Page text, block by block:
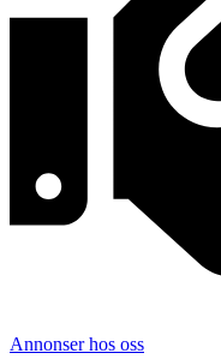
Annonser hos oss